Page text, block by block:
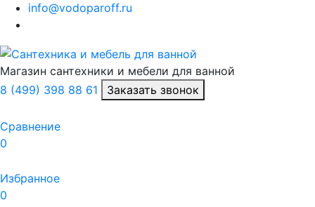
info@vodoparoff.ru
Магазин сантехники и мебели для ванной
8 (499) 398 88 61
Заказать звонок
Сравнение
0
Избранное
0